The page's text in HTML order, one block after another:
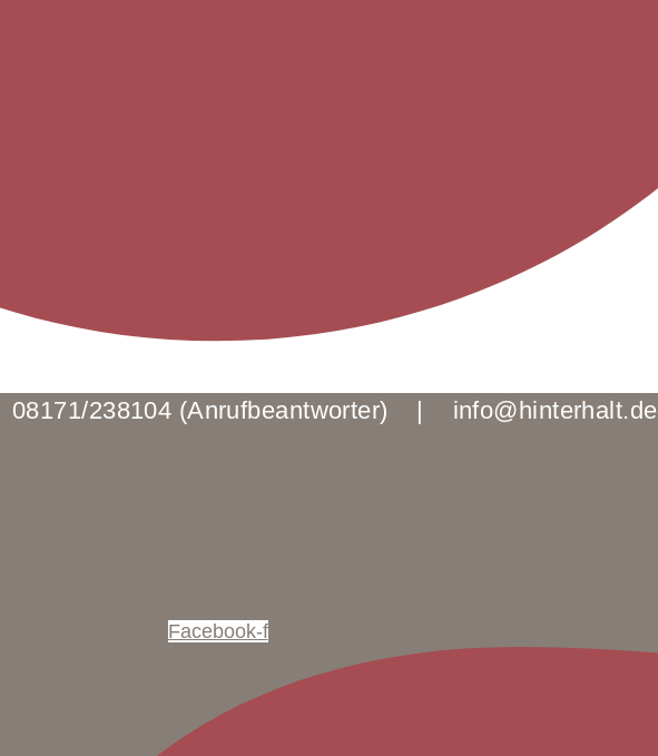
238104 (Anrufbeantworter) | info@hinterhalt.de
Facebook-f